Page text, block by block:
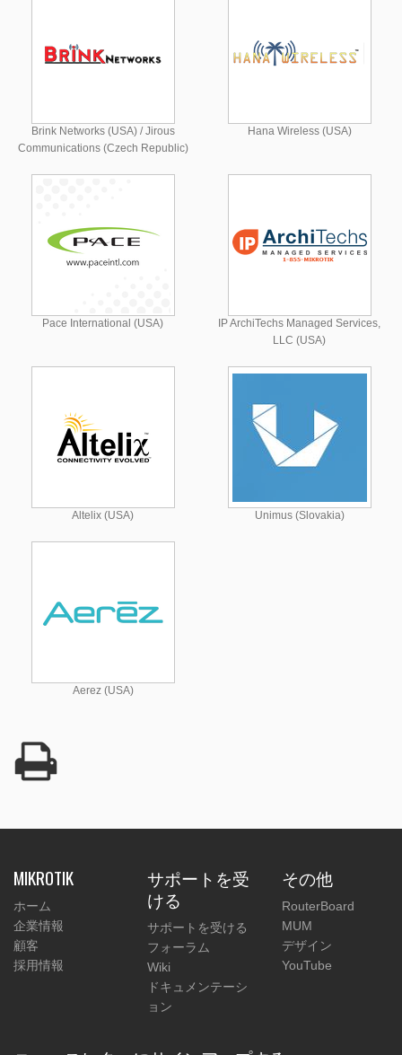
Brink Networks (USA) / Jirous
Communications (Czech Republic)
Hana Wireless (USA)
Pace International (USA)
IP ArchiTechs Managed Services,
LLC (USA)
Altelix (USA) Unimus (Slovakia)
Aerez (USA)
MIKROTIK
ホーム
企業情報
顧客
採用情報
サポートを受
ける
サポートを受ける
フォーラム
Wiki
ドキュメンテーシ
ョン
その他
RouterBoard
MUM
デザイン
YouTube